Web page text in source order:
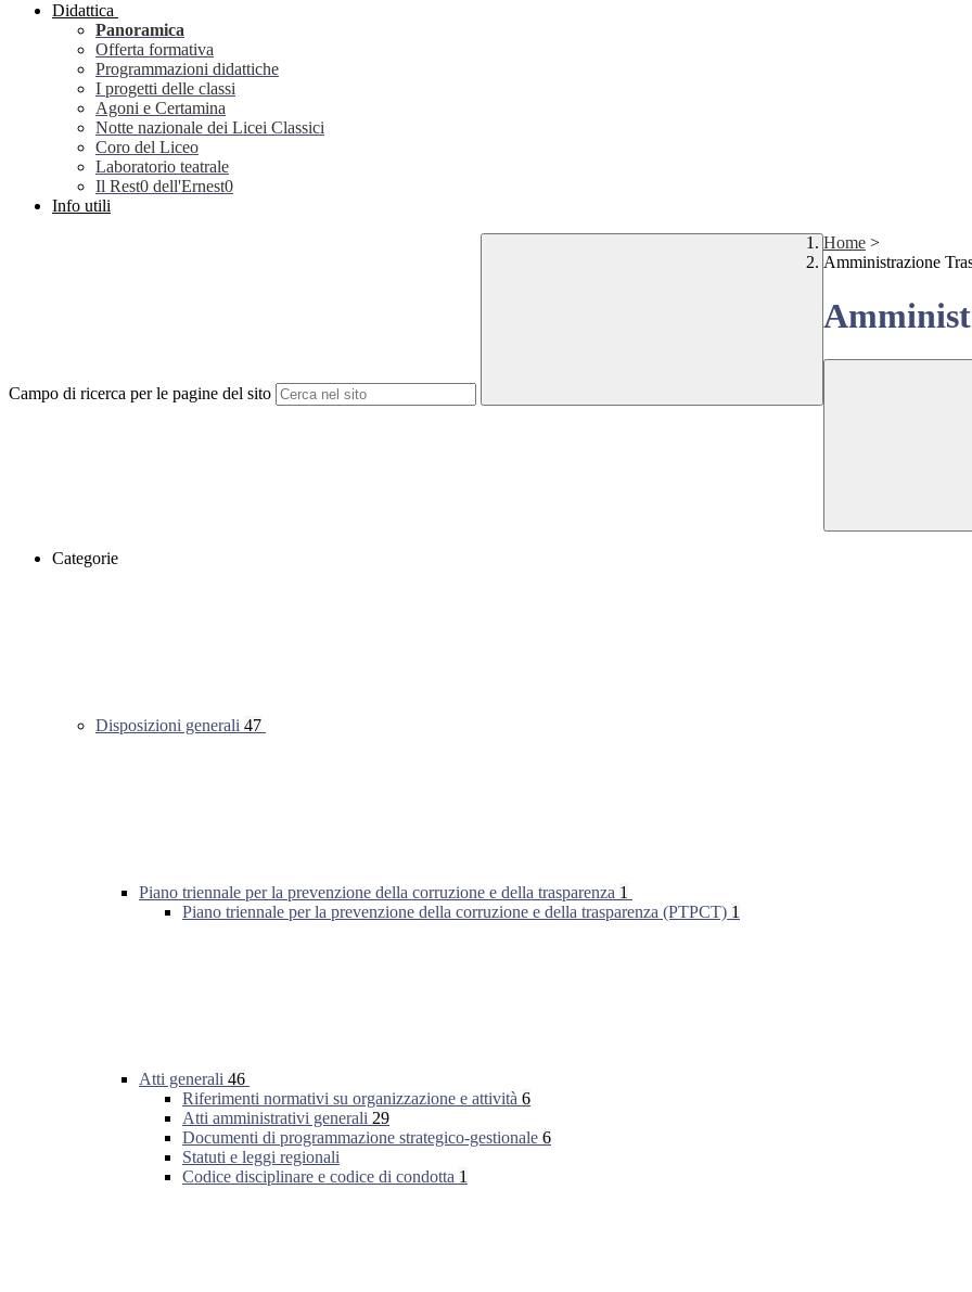
Didattica
Panoramica
Offerta formativa
Programmazioni didattiche
I progetti delle classi
Agoni e Certamina
Notte nazionale dei Licei Classici
Coro del Liceo
Laboratorio teatrale
Il Rest0 dell'Ernest0
Info utili
Campo di ricerca per le pagine del sito
Home >
Amministrazione
Categorie
Disposizioni generali 47
Piano triennale per la prevenzione della corruzione e della trasparenza 1
Piano triennale per la prevenzione della corruzione e della trasparenza (PTPCT) 1
Atti generali 46
Riferimenti normativi su organizzazione e attività 6
Atti amministrativi generali 29
Documenti di programmazione strategico-gestionale 6
Statuti e leggi regionali
Codice disciplinare e codice di condotta 1